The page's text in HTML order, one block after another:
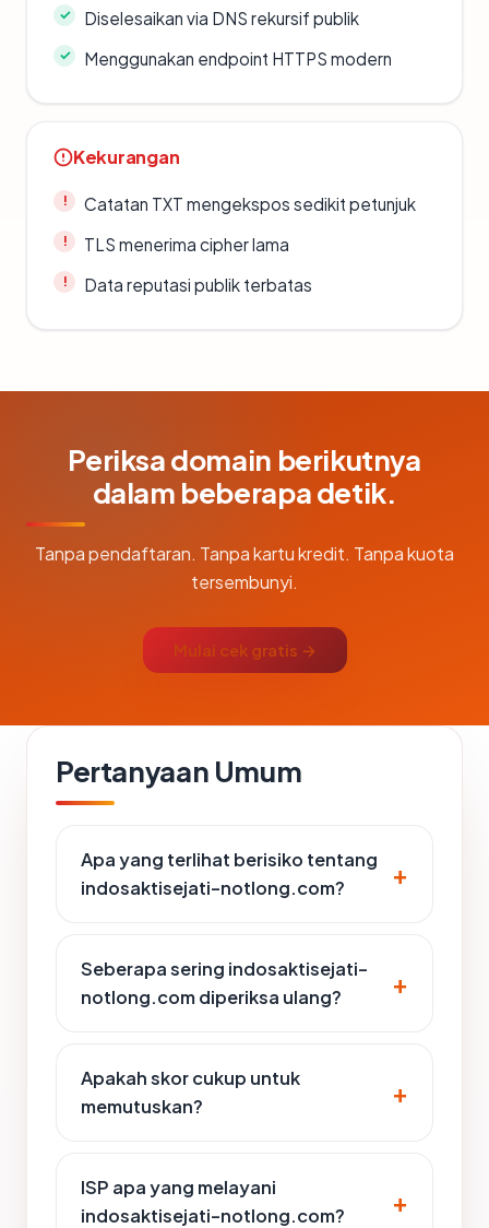
Diselesaikan via DNS rekursif publik
Menggunakan endpoint HTTPS modern
Kekurangan
Catatan TXT mengekspos sedikit petunjuk
TLS menerima cipher lama
Data reputasi publik terbatas
Periksa domain berikutnya
dalam beberapa detik.
Tanpa pendaftaran. Tanpa kartu kredit. Tanpa kuota
tersembunyi.
Mulai cek gratis →
Pertanyaan Umum
Apa yang terlihat berisiko tentang
indosaktisejati-notlong.com?
Seberapa sering indosaktisejati-
notlong.com diperiksa ulang?
Apakah skor cukup untuk
memutuskan?
ISP apa yang melayani
indosaktisejati-notlong.com?